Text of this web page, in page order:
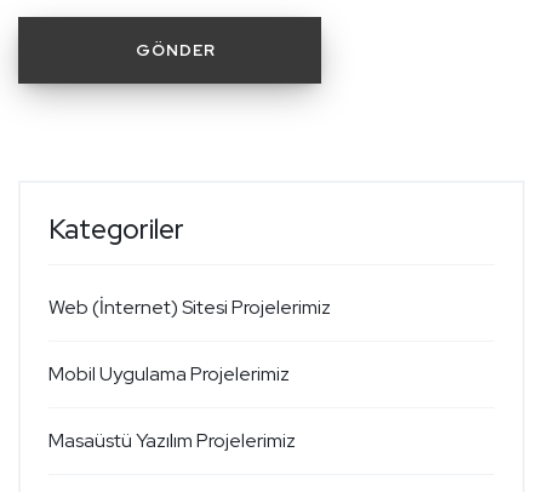
Kategoriler
Web (İnternet) Sitesi Projelerimiz
Mobil Uygulama Projelerimiz
Masaüstü Yazılım Projelerimiz